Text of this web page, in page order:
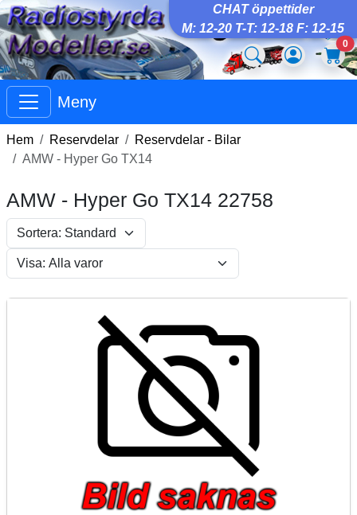
CHAT öppettider
M: 12-20 T-T: 12-18 F: 12-15
0
Meny
Hem Reservdelar
Reservdelar - Bilar
AMW - Hyper Go TX14
AMW - Hyper Go TX14 22758